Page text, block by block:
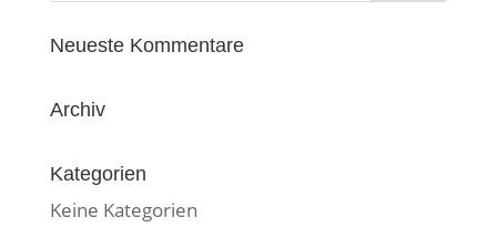
Neueste Kommentare
Archiv
Kategorien
Keine Kategorien